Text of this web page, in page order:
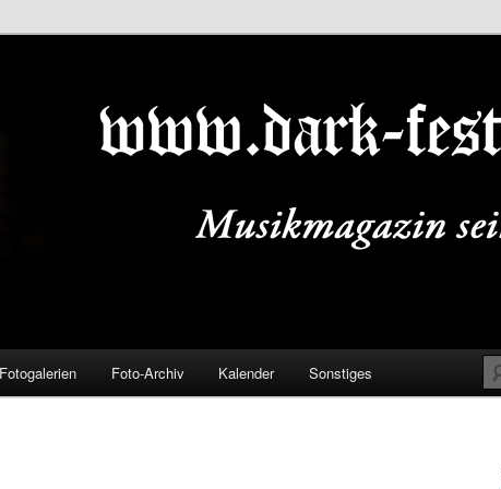
Fotogalerien Foto-Archiv Kalender Sonstiges